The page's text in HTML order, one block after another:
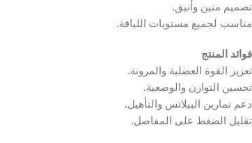
تصميم متين وأنيق.
مناسب لجميع مستويات اللياقة.
فوائد المنتج
تعزيز القوة العضلية والمرونة.
تحسين التوازن والوضعية.
دعم تمارين البيلاتس والتأهيل.
تقليل الضغط على المفاصل.